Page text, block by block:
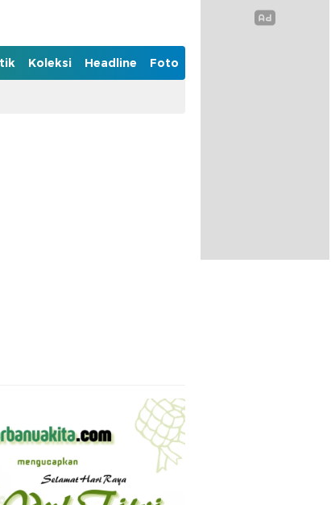
Koleksi Headline Foto